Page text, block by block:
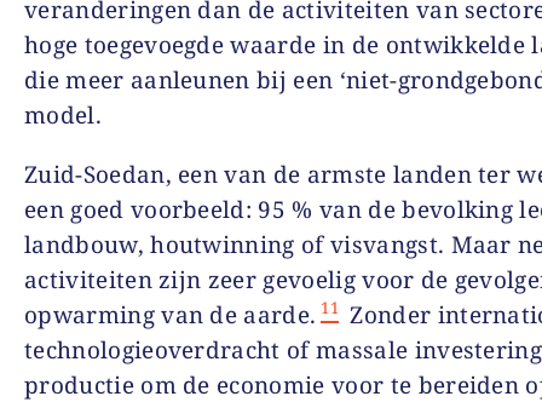
veranderingen dan de activiteiten van
hoge toegevoegde waarde in de ontwikkelde
die meer aanleunen bij een ‘niet-
model.
Zuid-Soedan, een van de armste landen ter
een goed voorbeeld: 95 % van de bevolking
landbouw, houtwinning of visvangst. Maar
activiteiten zijn zeer gevoelig voor de
opwarming van de aarde. 11 Zonder
technologieoverdracht of massale
productie om de economie voor te bereiden